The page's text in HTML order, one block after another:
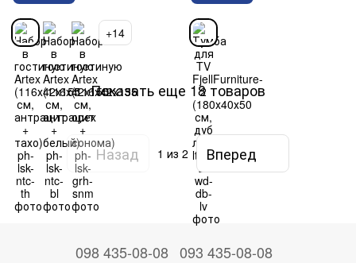
+14
Показать еще 18 товаров
Назад 1 из 2 Вперед
098 435-08-08 093 435-08-08